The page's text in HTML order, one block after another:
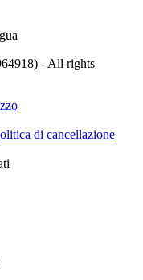
- All rights
di cancellazione